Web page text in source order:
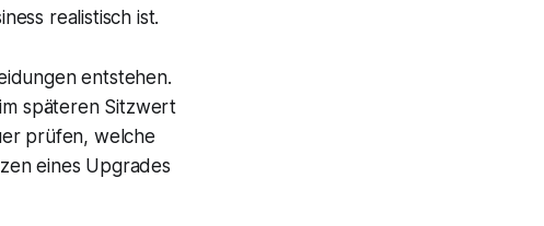
realistisch ist.
entstehen.
späteren Sitzwert
prüfen, welche
eines Upgrades